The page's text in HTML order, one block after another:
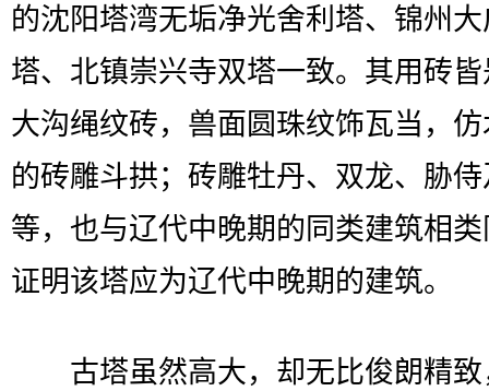
的沈阳塔湾无垢净光舍利塔、锦州
塔、北镇崇兴寺双塔一致。其用砖
大沟绳纹砖，兽面圆珠纹饰瓦当，
的砖雕斗拱；砖雕牡丹、双龙、胁
等，也与辽代中晚期的同类建筑相
证明该塔应为辽代中晚期的建筑。
古塔虽然高大，却无比俊朗精致